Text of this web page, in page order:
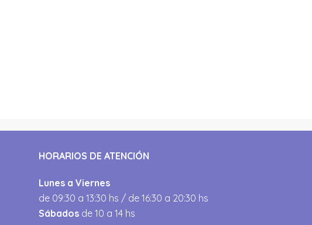
HORARIOS DE ATENCIÓN
Lunes a Viernes
de 09:30 a 13:30 hs / de 16:30 a 20:30 hs
Sábados de 10 a 14 hs